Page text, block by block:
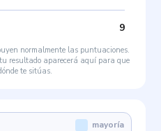
9
normalmente las puntuaciones.
resultado aparecerá aquí para que
te sitúas.
mayoría